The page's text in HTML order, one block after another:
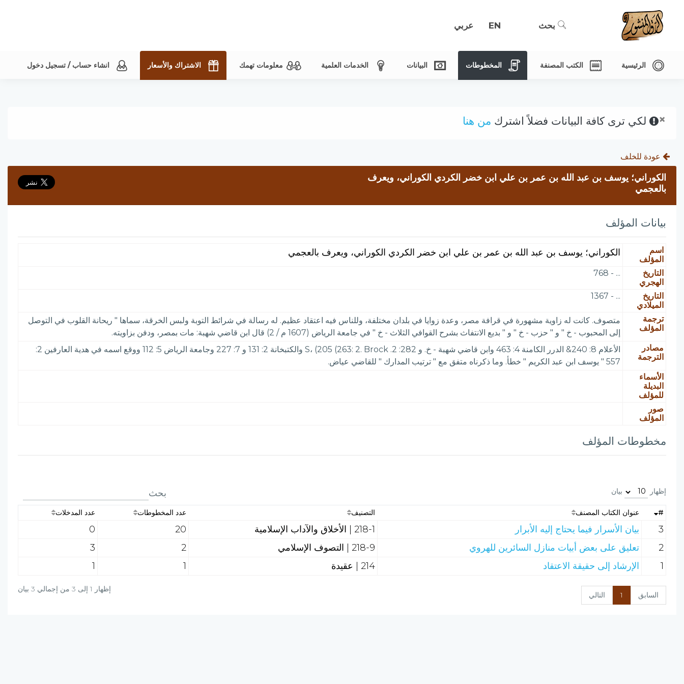
بحث EN عربي
الرئيسية الكتب المصنفة المخطوطات البيانات الخدمات العلمية معلومات تهمك الاشتراك والأسعار انشاء حساب / تسجيل دخول
× لكي ترى كافة البيانات فضلاً اشترك من هنا
عودة للخلف
الكوراني؛ يوسف بن عبد الله بن عمر بن علي ابن خضر الكردي الكوراني، ويعرف
بالعجمي
بيانات المؤلف
اسم
المؤلف
الكوراني؛ يوسف بن عبد الله بن عمر بن علي ابن خضر الكردي الكوراني، ويعرف بالعجمي
التاريخ
الهجري
... - 768
التاريخ
الميلادي
... - 1367
ترجمة
المؤلف
متصوف. كانت له زاوية مشهورة في قرافة مصر، وعدة زوايا في بلدان مختلفة، وللناس فيه اعتقاد عظيم. له رسالة في شرائط التوبة ولبس الخرقة، سماها " ريحانة القلوب في التوصل
إلى المحبوب - خ " و " حزب - خ " و " بديع الانتفاث بشرح القوافي الثلاث - خ " في جامعة الرياض (1607 م / 2) قال ابن قاضي شهبة: مات بمصر، ودفن بزاويته.
مصادر
الترجمة
الأعلام 8: 240& الدرر الكامنة 4: 463 وابن قاضي شهبة - خ. و 282: 2. S، (205 (263: 2. Brock والكتبخانة 2: 131 و 7: 227 وجامعة الرياض 5: 112 ووقع اسمه في هدية العارفين 2:
557 " يوسف ابن عبد الكريم " خطأ. وما ذكرناه متفق مع " ترتيب المدارك " للقاضي عياض.
الأسماء
البديلة
للمؤلف
صور
المؤلف
مخطوطات المؤلف
إظهار بيان بحث
# عنوان الكتاب المصنف التصنيف عدد المخطوطات عدد المدخلات
3 بيان الأسرار فيما يحتاج إليه الأبرار 218-1 | الأخلاق والآداب الإسلامية 20
0
2
تعليق على بعض أبيات منازل السائرين للهروي 218-9 | التصوف الإسلامي 2
3
1
الإرشاد إلى حقيقة الاعتقاد 214 | عقيدة 1
1
إظهار 1 إلى 3 من إجمالي 3 بيان
السابق 1 التالي